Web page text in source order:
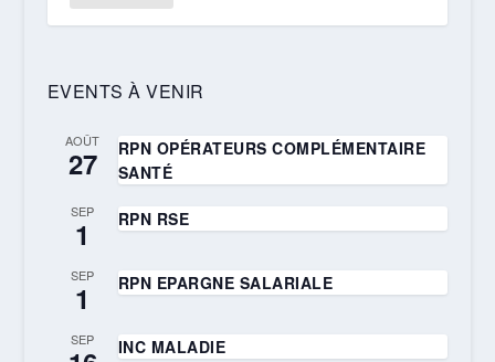
EVENTS À VENIR
AOÛT
27
RPN OPÉRATEURS COMPLÉMENTAIRE
SANTÉ
SEP
1 RPN RSE
SEP
1 RPN EPARGNE SALARIALE
SEP INC MALADIE